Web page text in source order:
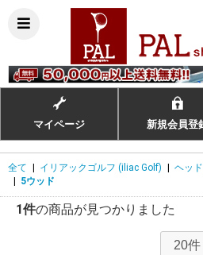
マイページ 新規会員登
全て イリアックゴルフ (iliac Golf) ヘッ
5ウッド
1件の商品が見つかりました